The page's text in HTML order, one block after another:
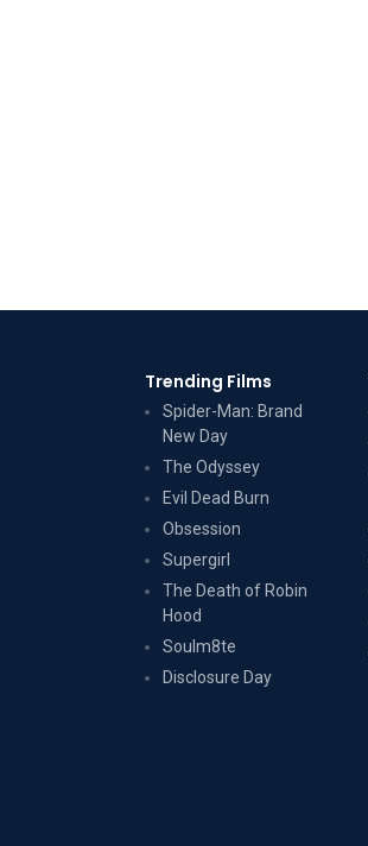
Trending Films
Spider-Man: Brand
New Day
The Odyssey
Evil Dead Burn
Obsession
Supergirl
The Death of Robin
Hood
Soulm8te
Disclosure Day